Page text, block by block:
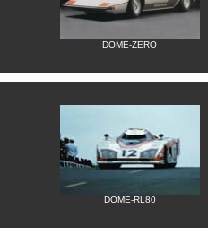
DOME-ZERO
DOME-RL80